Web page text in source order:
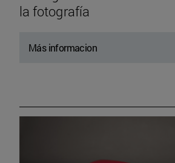
la fotografía
Más informacion